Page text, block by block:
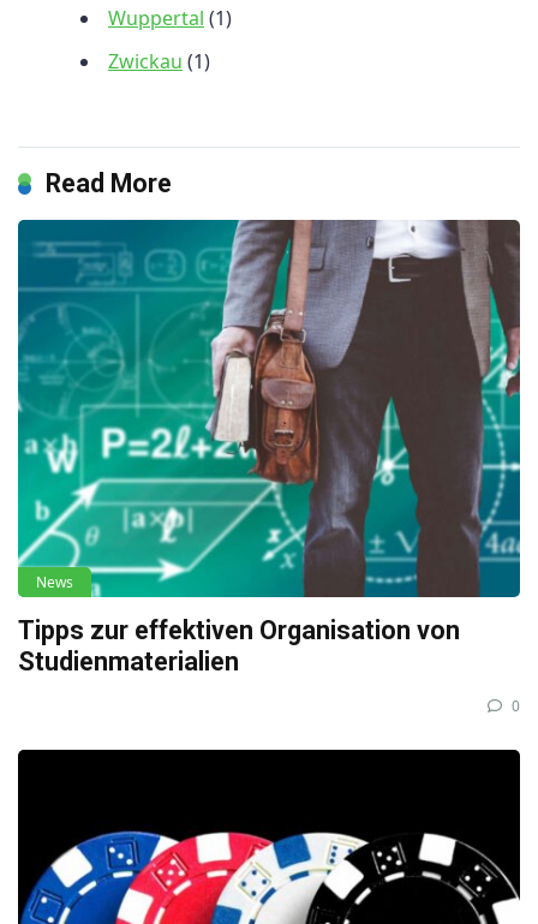
Wuppertal (1)
Zwickau (1)
Read More
News
Tipps zur effektiven Organisation von
Studienmaterialien
0